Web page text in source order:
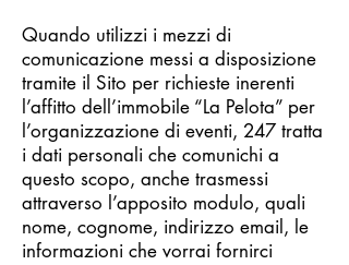
Quando utilizzi i mezzi di
comunicazione messi a disposizione
tramite il Sito per richieste inerenti
l’affitto dell’immobile “La Pelota” per
l’organizzazione di eventi, 247 tratta
i dati personali che comunichi a
questo scopo, anche trasmessi
attraverso l’apposito modulo, quali
nome, cognome, indirizzo email, le
informazioni che vorrai fornirci